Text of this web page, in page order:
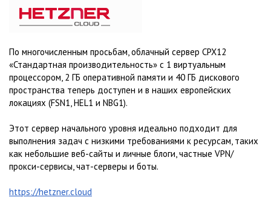
По многочисленным просьбам, облачный сервер CPX12
«Стандартная производительность» с 1 виртуальным
процессором, 2 ГБ оперативной памяти и 40 ГБ дискового
пространства теперь доступен и в наших европейских
локациях (FSN1, HEL1 и NBG1).
Этот сервер начального уровня идеально подходит для
выполнения задач с низкими требованиями к ресурсам, таких
как небольшие веб-сайты и личные блоги, частные VPN/
прокси-сервисы, чат-серверы и боты.
https://hetzner.cloud